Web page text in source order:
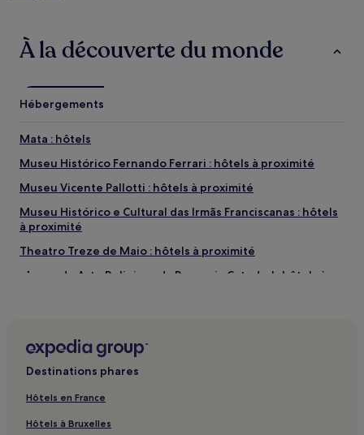
À la découverte du monde
Hébergements
Mata : hôtels
Museu Histórico Fernando Ferrari : hôtels à proximité
Museu Vicente Pallotti : hôtels à proximité
Museu Histórico e Cultural das Irmãs Franciscanas : hôtels
à proximité
Theatro Treze de Maio : hôtels à proximité
Museu de Arte Religiosa da Paroquia Catedral : hôtels à
Toropi : hôtels
compagnie
São Gabriel : hôtels Hôtels avec parking
São Gabriel : hôtels Hôtels avec petit-déjeuner gratuit
Destinations phares
Hôtels en France
Hôtels à Bruxelles